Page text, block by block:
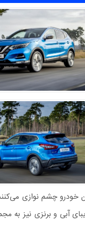
چشم نوازی
آبی و برنزی نیز به